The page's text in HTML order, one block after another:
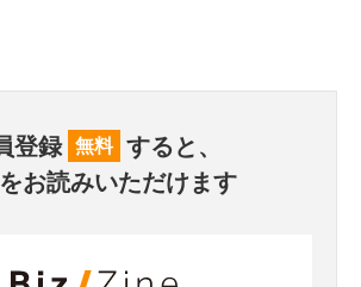
登録 無料 すると、
お読みいただけます